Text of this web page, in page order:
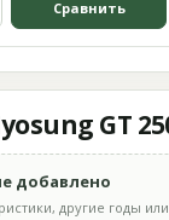
Сравнить
GT
добавлено
другие годы